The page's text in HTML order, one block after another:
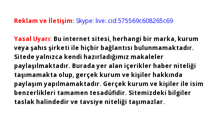
Reklam ve İletişim: Skype: live:.cid.575569c608265c69
Yasal Uyarı: Bu internet sitesi, herhangi bir marka, kurum
veya şahıs şirketi ile hiçbir bağlantısı bulunmamaktadır.
Sitede yalnızca kendi hazırladığımız makaleler
paylaşılmaktadır. Burada yer alan içerikler haber niteliği
taşımamakta olup, gerçek kurum ve kişiler hakkında
paylaşım yapılmamaktadır. Gerçek kurum ve kişiler ile isim
benzerlikleri tamamen tesadüfidir. Sitemizdeki bilgiler
taslak halindedir ve tavsiye niteliği taşımazlar.